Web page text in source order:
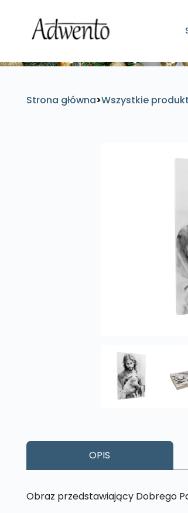
Strona główna>Wszystkie
OPIS
Obraz przedstawiający Dobrego